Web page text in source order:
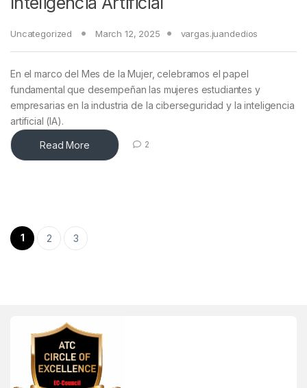
Uncategorized March 12, 2025 vargas.juandedios
En el marco del Mes de la Mujer, celebramos el papel
fundamental que desempeñan las mujeres estudiantes y
empresarias en la industria de la ciberseguridad y la inteligencia
artificial (IA).
Read More 2
Posts pagination
1 2 3